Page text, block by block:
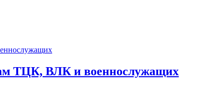
ТЦК, ВЛК и военнослужащих